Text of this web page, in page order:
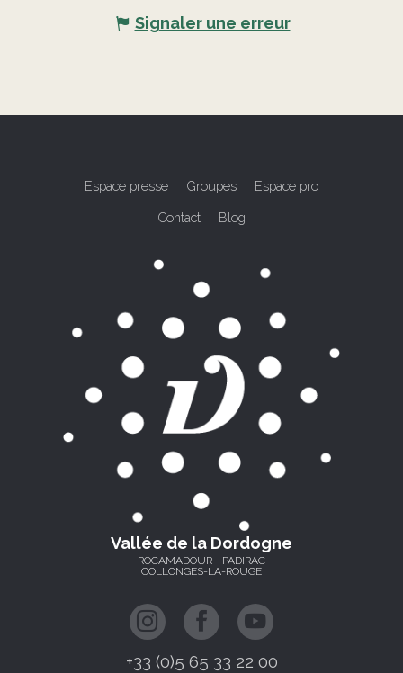
Signaler une erreur
Espace presse Groupes Espace pro
Contact Blog
Vallée de la Dordogne
ROCAMADOUR - PADIRAC
COLLONGES-LA-ROUGE
+33 (0)5 65 33 22 00